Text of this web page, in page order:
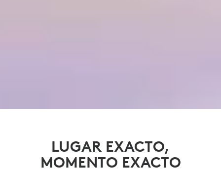
LUGAR EXACTO,
MOMENTO EXACTO